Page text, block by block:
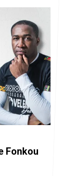
Fonkou